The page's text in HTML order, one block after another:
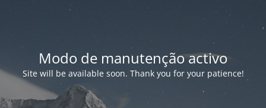
Modo de manutenção activo
Site will be available soon. Thank you for your patience!